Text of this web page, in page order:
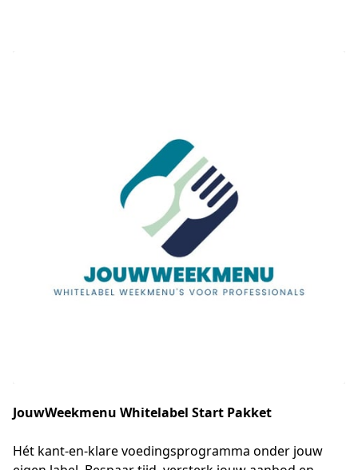
JouwWeekmenu Whitelabel Start Pakket
Hét kant-en-klare voedingsprogramma onder jouw